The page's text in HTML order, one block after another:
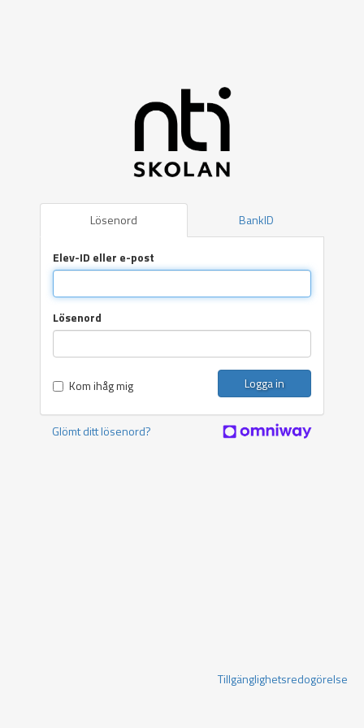
Lösenord BankID
Elev-ID eller e-post
Lösenord
Kom ihåg mig Logga in
Glömt ditt lösenord?
Tillgänglighetsredogörelse